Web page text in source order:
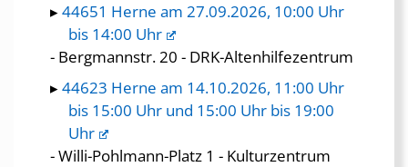
44651 Herne am 27.09.2026, 10:00 Uhr
bis 14:00 Uhr
- Bergmannstr. 20 - DRK-Altenhilfezentrum
44623 Herne am 14.10.2026, 11:00 Uhr
bis 15:00 Uhr und 15:00 Uhr bis 19:00
Uhr
- Willi-Pohlmann-Platz 1 - Kulturzentrum